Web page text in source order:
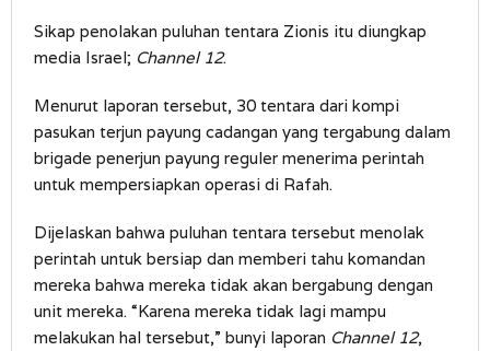
Sikap penolakan puluhan tentara Zionis itu diungkap
media Israel; Channel 12.
Menurut laporan tersebut, 30 tentara dari kompi
pasukan terjun payung cadangan yang tergabung dalam
brigade penerjun payung reguler menerima perintah
untuk mempersiapkan operasi di Rafah.
Dijelaskan bahwa puluhan tentara tersebut menolak
perintah untuk bersiap dan memberi tahu komandan
mereka bahwa mereka tidak akan bergabung dengan
unit mereka. “Karena mereka tidak lagi mampu
melakukan hal tersebut,” bunyi laporan Channel 12,